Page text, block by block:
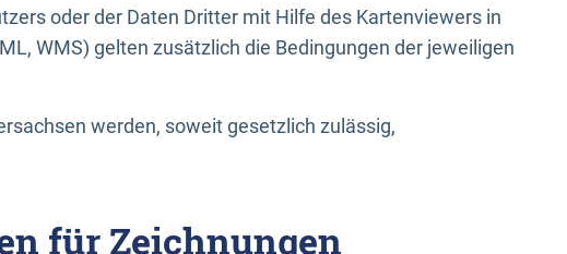
oder der Daten Dritter mit Hilfe des Kartenviewers in
WMS) gelten zusätzlich die Bedingungen der jeweiligen
werden, soweit gesetzlich zulässig,
für Zeichnungen